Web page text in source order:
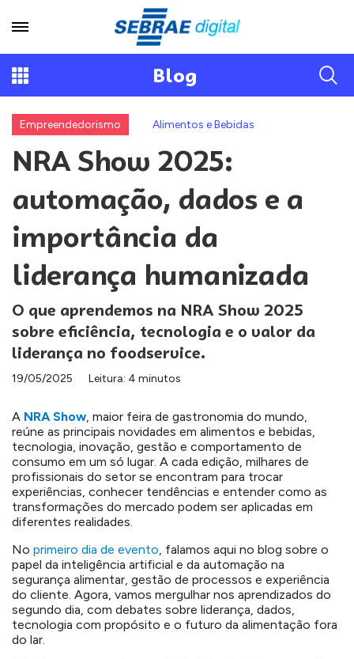
Blog
Empreendedorismo Alimentos e Bebidas
NRA Show 2025:
automação, dados e a
importância da
liderança humanizada
O que aprendemos na NRA Show 2025
sobre eficiência, tecnologia e o valor da
liderança no foodservice.
19/05/2025 Leitura: 4 minutos
A NRA Show, maior feira de gastronomia do mundo,
reúne as principais novidades em alimentos e bebidas,
tecnologia, inovação, gestão e comportamento de
consumo em um só lugar. A cada edição, milhares de
profissionais do setor se encontram para trocar
experiências, conhecer tendências e entender como as
transformações do mercado podem ser aplicadas em
diferentes realidades.
No primeiro dia de evento, falamos aqui no blog sobre o
papel da inteligência artificial e da automação na
segurança alimentar, gestão de processos e experiência
do cliente. Agora, vamos mergulhar nos aprendizados do
segundo dia, com debates sobre liderança, dados,
tecnologia com propósito e o futuro da alimentação fora
do lar.